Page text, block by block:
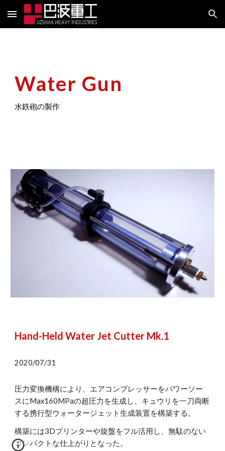
Skip to main content Skip to navigation
Water Gun
水鉄砲の製作
Hand-Held Water Jet Cutter Mk.1
2020/07/31
圧力変換機構により、エアコンプレッサーをパワーソー
スにMax160MPaの超圧力を生成し、キュウリを一刀両断
する携行型ウォータージェット生成装置を構築する。
構築には3Dプリンターや旋盤をフル活用し、無駄のない
コンパクトな仕上がりとなった。